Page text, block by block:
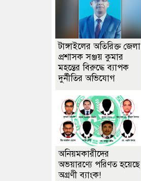
টাঙ্গাইলের অতিরিক্ত জেলা
প্রশাসক সঞ্জয় কুমার
মহন্তের বিরুদ্ধে ব্যাপক
দুর্নীতির অভিযোগ
অনিয়মকারীদের
অভয়ারণ্যে পরিণত হয়েছে
অগ্রণী ব্যাংক!